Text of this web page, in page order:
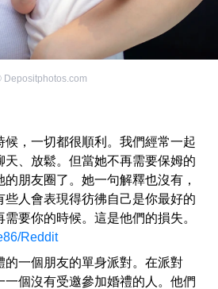
Depositphotos.com
候，一切都很順利。我們經常一起
天、放鬆。但當她不再需要保姆的
朋友圈了。她一句解釋也沒有，
些人會表現得彷彿自己是你最好的
要你的時候。這是他們的損失。
Reddit
的一個朋友的單身派對。在派對
一個沒有受邀參加婚禮的人。他們